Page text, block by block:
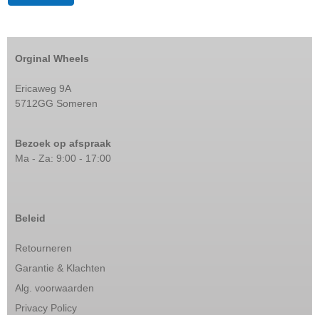
Orginal Wheels
Ericaweg 9A
5712GG Someren
Bezoek op afspraak
Ma - Za: 9:00 - 17:00
Beleid
Retourneren
Garantie & Klachten
Alg. voorwaarden
Privacy Policy